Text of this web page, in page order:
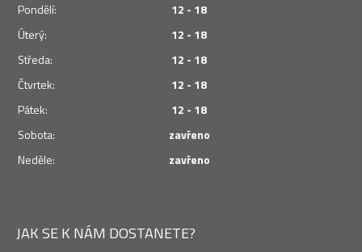
Pondělí:
12 - 18
Úterý:
12 - 18
Středa:
12 - 18
Čtvrtek:
12 - 18
Pátek:
12 - 18
Sobota:
zavřeno
Neděle:
zavřeno
JAK SE K NÁM DOSTANETE?